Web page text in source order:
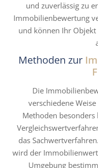
und zuverlässig zu
Immobilienbewertung
und können Ihr
Methoden zur
Die
verschiedene
Methoden
das
wird der
Umgebung